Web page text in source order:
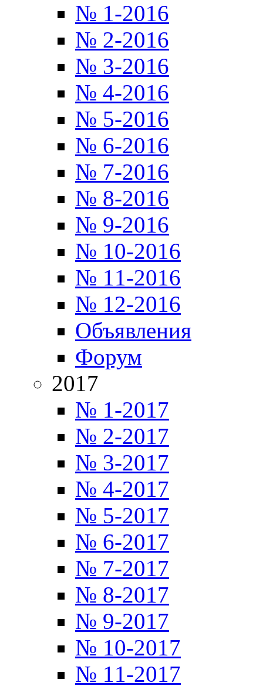
№ 1-2016
№ 2-2016
№ 3-2016
№ 4-2016
№ 5-2016
№ 6-2016
№ 7-2016
№ 8-2016
№ 9-2016
№ 10-2016
№ 11-2016
№ 12-2016
Объявления
Форум
2017
№ 1-2017
№ 2-2017
№ 3-2017
№ 4-2017
№ 5-2017
№ 6-2017
№ 7-2017
№ 8-2017
№ 9-2017
№ 10-2017
№ 11-2017